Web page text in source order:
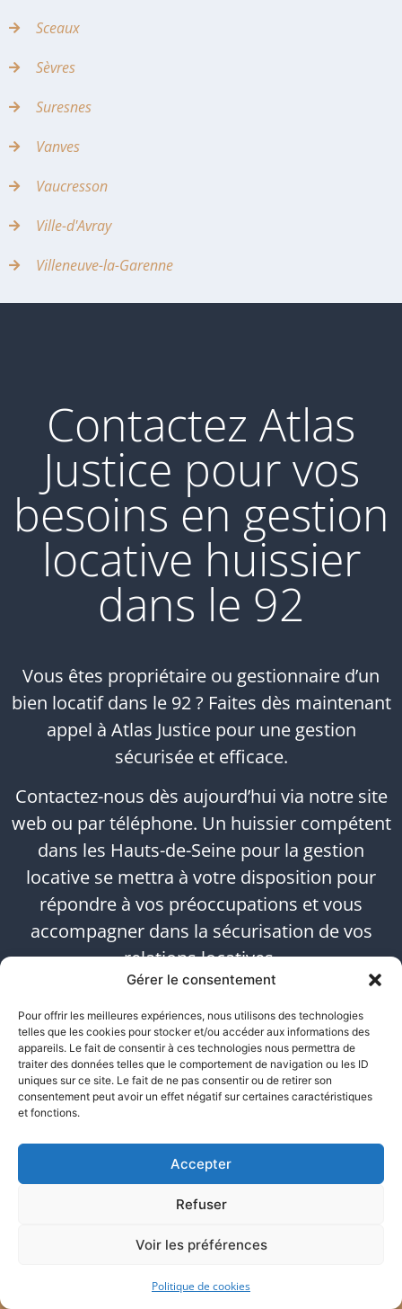
Gérer le consentement
Pour offrir les meilleures expériences, nous utilisons des technologies
telles que les cookies pour stocker et/ou accéder aux informations des
appareils. Le fait de consentir à ces technologies nous permettra de
traiter des données telles que le comportement de navigation ou les ID
uniques sur ce site. Le fait de ne pas consentir ou de retirer son
consentement peut avoir un effet négatif sur certaines caractéristiques
et fonctions.
Accepter
Refuser
Voir les préférences
Politique de cookies
Sceaux
Sèvres
Suresnes
Vanves
Vaucresson
Ville-d'Avray
Villeneuve-la-Garenne
Contactez Atlas
Justice pour vos
besoins en gestion
locative huissier
dans le 92
Vous êtes propriétaire ou gestionnaire d’un
bien locatif dans le 92 ? Faites dès maintenant
appel à Atlas Justice pour une gestion
sécurisée et efficace.
Contactez-nous dès aujourd’hui via notre site
web ou par téléphone. Un huissier compétent
dans les Hauts-de-Seine pour la gestion
locative se mettra à votre disposition pour
répondre à vos préoccupations et vous
accompagner dans la sécurisation de vos
relations locatives.
Archives en ligne accessible 24/24